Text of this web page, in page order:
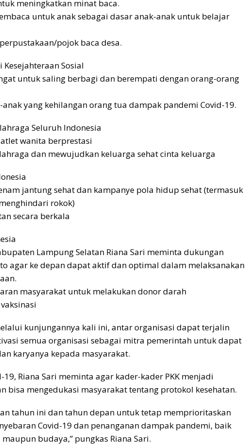
meningkatkan minat baca.
untuk anak sebagai dasar anak-anak untuk belajar
pojok baca desa.
Sosial
untuk saling berbagi dan berempati dengan orang-orang
yang kehilangan orang tua dampak pandemi Covid-19.
Seluruh Indonesia
wanita berprestasi
dan mewujudkan keluarga sehat cinta keluarga
jantung sehat dan kampanye pola hidup sehat (termasuk
rokok)
secara berkala
Lampung Selatan Riana Sari meminta dukungan
agar ke depan dapat aktif dan optimal dalam melaksanakan
masyarakat untuk melakukan donor darah
kunjungannya kali ini, antar organisasi dapat terjalin
semua organisasi sebagai mitra pemerintah untuk dapat
karyanya kepada masyarakat.
Riana Sari meminta agar kader-kader PKK menjadi
bisa mengedukasi masyarakat tentang protokol kesehatan.
tahun ini dan tahun depan untuk tetap memprioritaskan
Covid-19 dan penanganan dampak pandemi, baik
budaya,” pungkas Riana Sari.